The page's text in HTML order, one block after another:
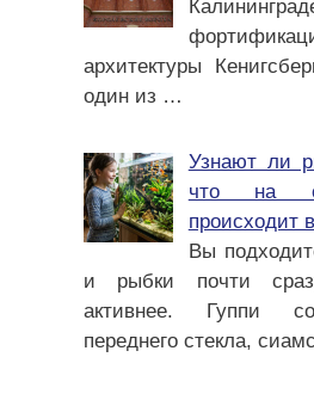
архитектуры
один из …
Узнают ли
что на
происходит
Вы
и рыбки почти
активнее. Гуппи
переднего стекла,